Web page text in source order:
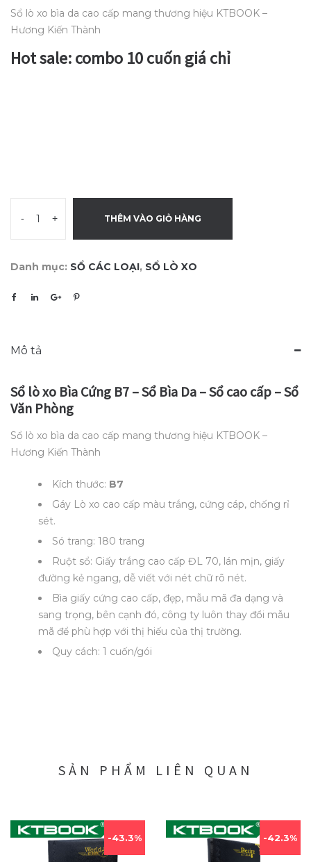
Sổ lò xo bìa da cao cấp mang thương hiệu KTBOOK –
Hương Kiến Thành
Hot sale: combo 10 cuốn giá chỉ
- + THÊM VÀO GIỎ HÀNG
Danh mục: SỔ CÁC LOẠI, SỔ LÒ XO
Mô tả
Sổ lò xo Bìa Cứng B7 – Sổ Bìa Da – Sổ cao cấp – Sổ
Văn Phòng
Sổ lò xo bìa da cao cấp mang thương hiệu KTBOOK –
Hương Kiến Thành
Kích thước: B7
Gáy Lò xo cao cấp màu trắng, cứng cáp, chống rỉ
sét.
Só trang: 180 trang
Ruột sổ: Giấy trắng cao cấp ĐL 70, lán mịn, giấy
đường kẻ ngang, dễ viết với nét chữ rõ nét.
Bìa giấy cứng cao cấp, đẹp, mẫu mã đa dạng và
sang trọng, bên cạnh đó, công ty luôn thay đổi mẫu
mã để phù hợp với thị hiếu của thị trường.
Quy cách: 1 cuốn/gói
SẢN PHẨM LIÊN QUAN
43.3% 42.3%